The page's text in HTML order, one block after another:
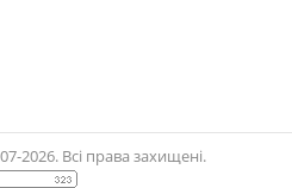
2026. Всі права захищені.